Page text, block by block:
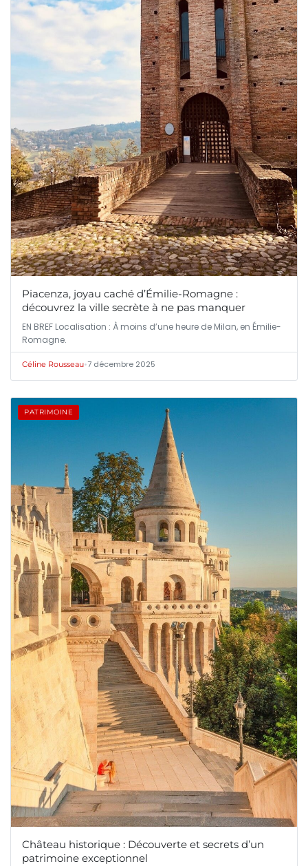
Piacenza, joyau caché d’Émilie-Romagne :
découvrez la ville secrète à ne pas manquer
EN BREF Localisation : À moins d’une heure de Milan, en Émilie-
Romagne.
Céline Rousseau•7 décembre 2025
PATRIMOINE
Château historique : Découverte et secrets d’un
patrimoine exceptionnel